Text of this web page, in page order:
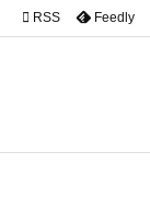


 RSS Feedly